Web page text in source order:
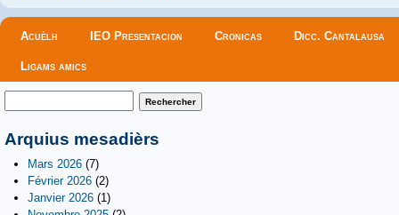
Menu principal
Acuèlh IEO Presentacion Cronicas Dicc. Cantalausa
Ligams amics
Formulaire de recherche
Arquius mesadièrs
Mars 2026 (7)
Février 2026 (2)
Janvier 2026 (1)